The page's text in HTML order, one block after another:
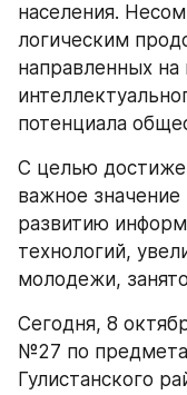
населения.
логическим
направленных
потенциала
С целью
важное
развитию
технологий,
молодежи,
Сегодня, 8
№27 по
Гулистанского